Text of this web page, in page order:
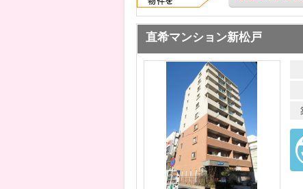
直希マンション新松戸